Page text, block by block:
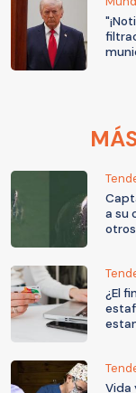
a su
¿El
Vida